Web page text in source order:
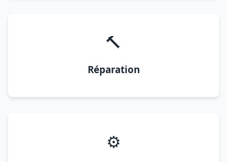
🔨
Réparation
⚙️